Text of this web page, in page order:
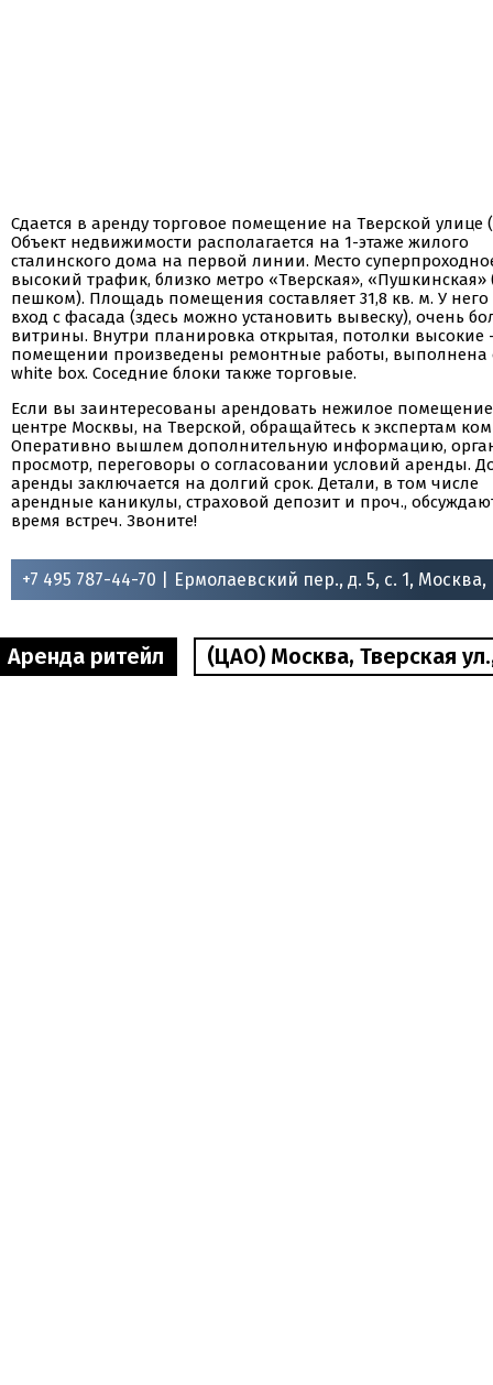
Сдается в аренду торговое помещение на Тверской улице
Объект недвижимости располагается на 1-этаже жилого
сталинского дома на первой линии. Место
высокий трафик, близко метро «Тверская», «Пушкинская»
пешком). Площадь помещения составляет 31,8 кв. м. У него
вход с фасада (здесь можно установить вывеску), очень
витрины. Внутри планировка открытая, потолки высокие
помещении произведены ремонтные работы, выполнена
white box. Соседние блоки также торговые.
Если вы заинтересованы арендовать нежилое
центре Москвы, на Тверской, обращайтесь к экспертам
Оперативно вышлем дополнительную информацию,
просмотр, переговоры о согласовании условий аренды.
аренды заключается на долгий срок. Детали, в том числе
арендные каникулы, страховой депозит и проч.,
время встреч. Звоните!
+7 495 787-44-70 | Ермолаевский пер., д. 5, с. 1, Москва,
Аренда ритейл (ЦАО) Москва, Тверская